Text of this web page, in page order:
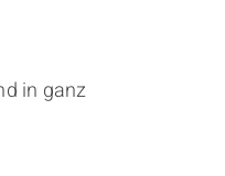
in ganz